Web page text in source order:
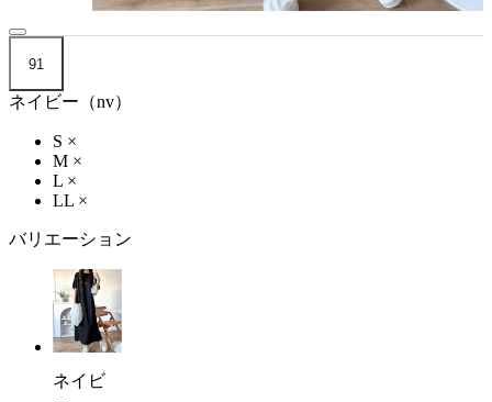
91
ネイビー（nv）
S ×
M ×
L ×
LL ×
バリエーション
ネイビ